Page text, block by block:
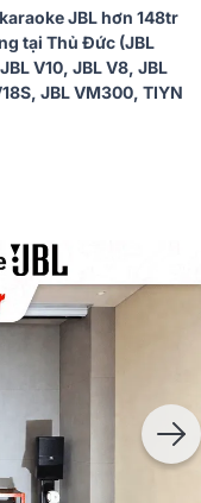
JBL hơn 148tr
tại Thủ Đức (JBL
V10, JBL V8, JBL
JBL VM300, TIYN